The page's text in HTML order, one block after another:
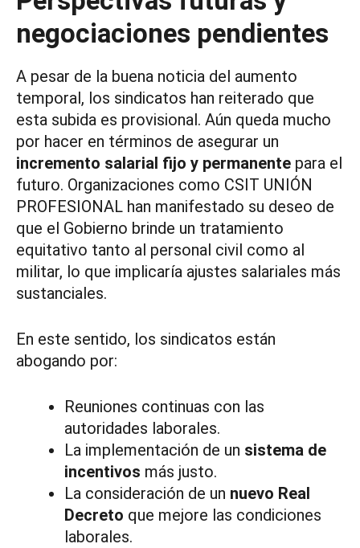
negociaciones pendientes
A pesar de la buena noticia del aumento
temporal, los sindicatos han reiterado que
esta subida es provisional. Aún queda mucho
por hacer en términos de asegurar un
incremento salarial fijo y permanente para el
futuro. Organizaciones como CSIT UNIÓN
PROFESIONAL han manifestado su deseo de
que el Gobierno brinde un tratamiento
equitativo tanto al personal civil como al
militar, lo que implicaría ajustes salariales más
sustanciales.
En este sentido, los sindicatos están
abogando por:
Reuniones continuas con las
autoridades laborales.
La implementación de un sistema de
incentivos más justo.
La consideración de un nuevo Real
Decreto que mejore las condiciones
laborales.